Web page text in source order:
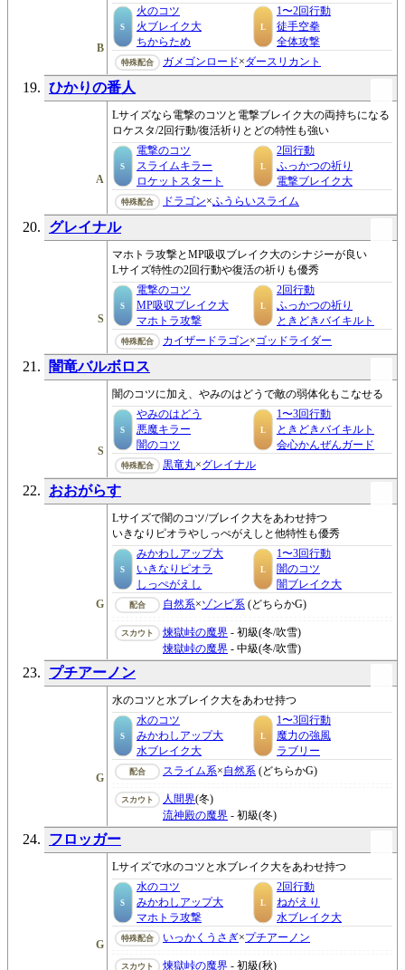
B
S
火のコツ
火ブレイク大
ちからため
L
1〜2回行動
徒手空拳
全体攻撃
特殊配合 ガメゴンロード×ダースリカント
ひかりの番人
A
Lサイズなら電撃のコツと電撃ブレイク大の両持ちになる
ロケスタ/2回行動/復活祈りとどの特性も強い
S
電撃のコツ
スライムキラー
ロケットスタート
L
2回行動
ふっかつの祈り
電撃ブレイク大
特殊配合 ドラゴン×ふうらいスライム
グレイナル
S
マホトラ攻撃とMP吸収ブレイク大のシナジーが良い
Lサイズ特性の2回行動や復活の祈りも優秀
S
電撃のコツ
MP吸収ブレイク大
マホトラ攻撃
L
2回行動
ふっかつの祈り
ときどきバイキルト
特殊配合 カイザードラゴン×ゴッドライダー
闇竜バルボロス
S
闇のコツに加え、やみのはどうで敵の弱体化もこなせる
S
やみのはどう
悪魔キラー
闇のコツ
L
1〜3回行動
ときどきバイキルト
会心かんぜんガード
特殊配合 黒竜丸×グレイナル
おおがらす
G
Lサイズで闇のコツ/ブレイク大をあわせ持つ
いきなりピオラやしっぺがえしと他特性も優秀
S
みかわしアップ大
いきなりピオラ
しっぺがえし
L
1〜3回行動
闇のコツ
闇ブレイク大
配合 自然系×ゾンビ系 (どちらかG)
スカウト 煉獄峠の魔界 - 初級(冬/吹雪)
煉獄峠の魔界 - 中級(冬/吹雪)
プチアーノン
G
水のコツと水ブレイク大をあわせ持つ
S
水のコツ
みかわしアップ大
水ブレイク大
L
1〜3回行動
魔力の強風
ラブリー
配合 スライム系×自然系 (どちらかG)
スカウト 人間界(冬)
流神殿の魔界 - 初級(冬)
フロッガー
G
Lサイズで水のコツと水ブレイク大をあわせ持つ
S
水のコツ
みかわしアップ大
マホトラ攻撃
L
2回行動
ねがえり
水ブレイク大
特殊配合 いっかくうさぎ×プチアーノン
スカウト 煉獄峠の魔界 - 初級(秋)